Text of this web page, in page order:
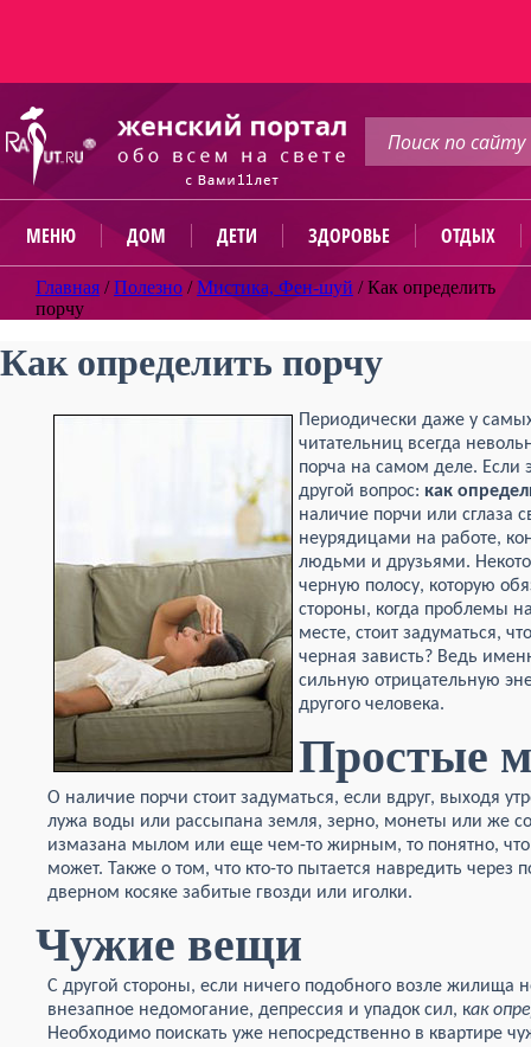
МЕНЮ ДОМ ДЕТИ ЗДОРОВЬЕ ОТДЫХ
Главная /Полезно /Мистика, Фен-шуй /Как определить
порчу
Как определить порчу
Периодически даже у
читательниц всегда
порча на самом деле. Если
другой вопрос: как
наличие порчи или сглаза
неурядицами на работе,
людьми и друзьями.
черную полосу, которую
стороны, когда проблемы
месте, стоит задуматься,
черная зависть? Ведь
сильную отрицательную
другого человека.
Простые
О наличие порчи стоит задуматься, если вдруг, выходя
лужа воды или рассыпана земля, зерно, монеты или же
измазана мылом или еще чем-то жирным, то понятно, что
может. Также о том, что кто-то пытается навредить через
дверном косяке забитые гвозди или иголки.
Чужие вещи
С другой стороны, если ничего подобного возле жилища
внезапное недомогание, депрессия и упадок сил, как
Необходимо поискать уже непосредственно в квартире